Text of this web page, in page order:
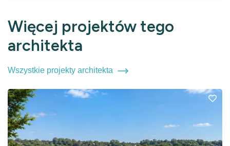
Więcej projektów tego
architekta
Wszystkie projekty architekta